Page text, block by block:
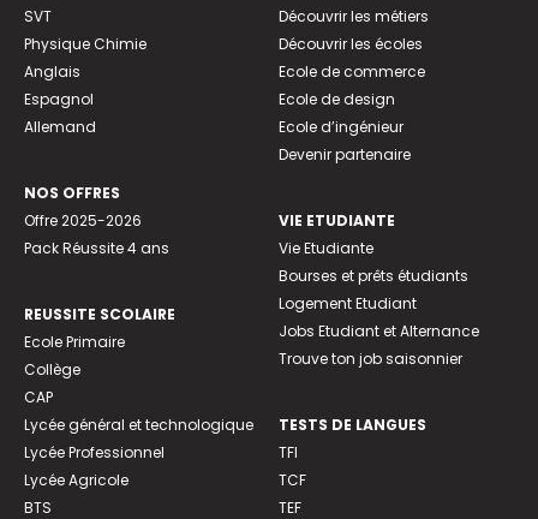
SVT
Physique Chimie
Anglais
Espagnol
Allemand
NOS OFFRES
Offre 2025-2026
Pack Réussite 4 ans
REUSSITE SCOLAIRE
Ecole Primaire
Collège
CAP
Lycée général et technologique
Lycée Professionnel
Lycée Agricole
BTS
Découvrir les métiers
Découvrir les écoles
Ecole de commerce
Ecole de design
Ecole d’ingénieur
Devenir partenaire
VIE ETUDIANTE
Vie Etudiante
Bourses et prêts étudiants
Logement Etudiant
Jobs Etudiant et Alternance
Trouve ton job saisonnier
TESTS DE LANGUES
TFI
TCF
TEF